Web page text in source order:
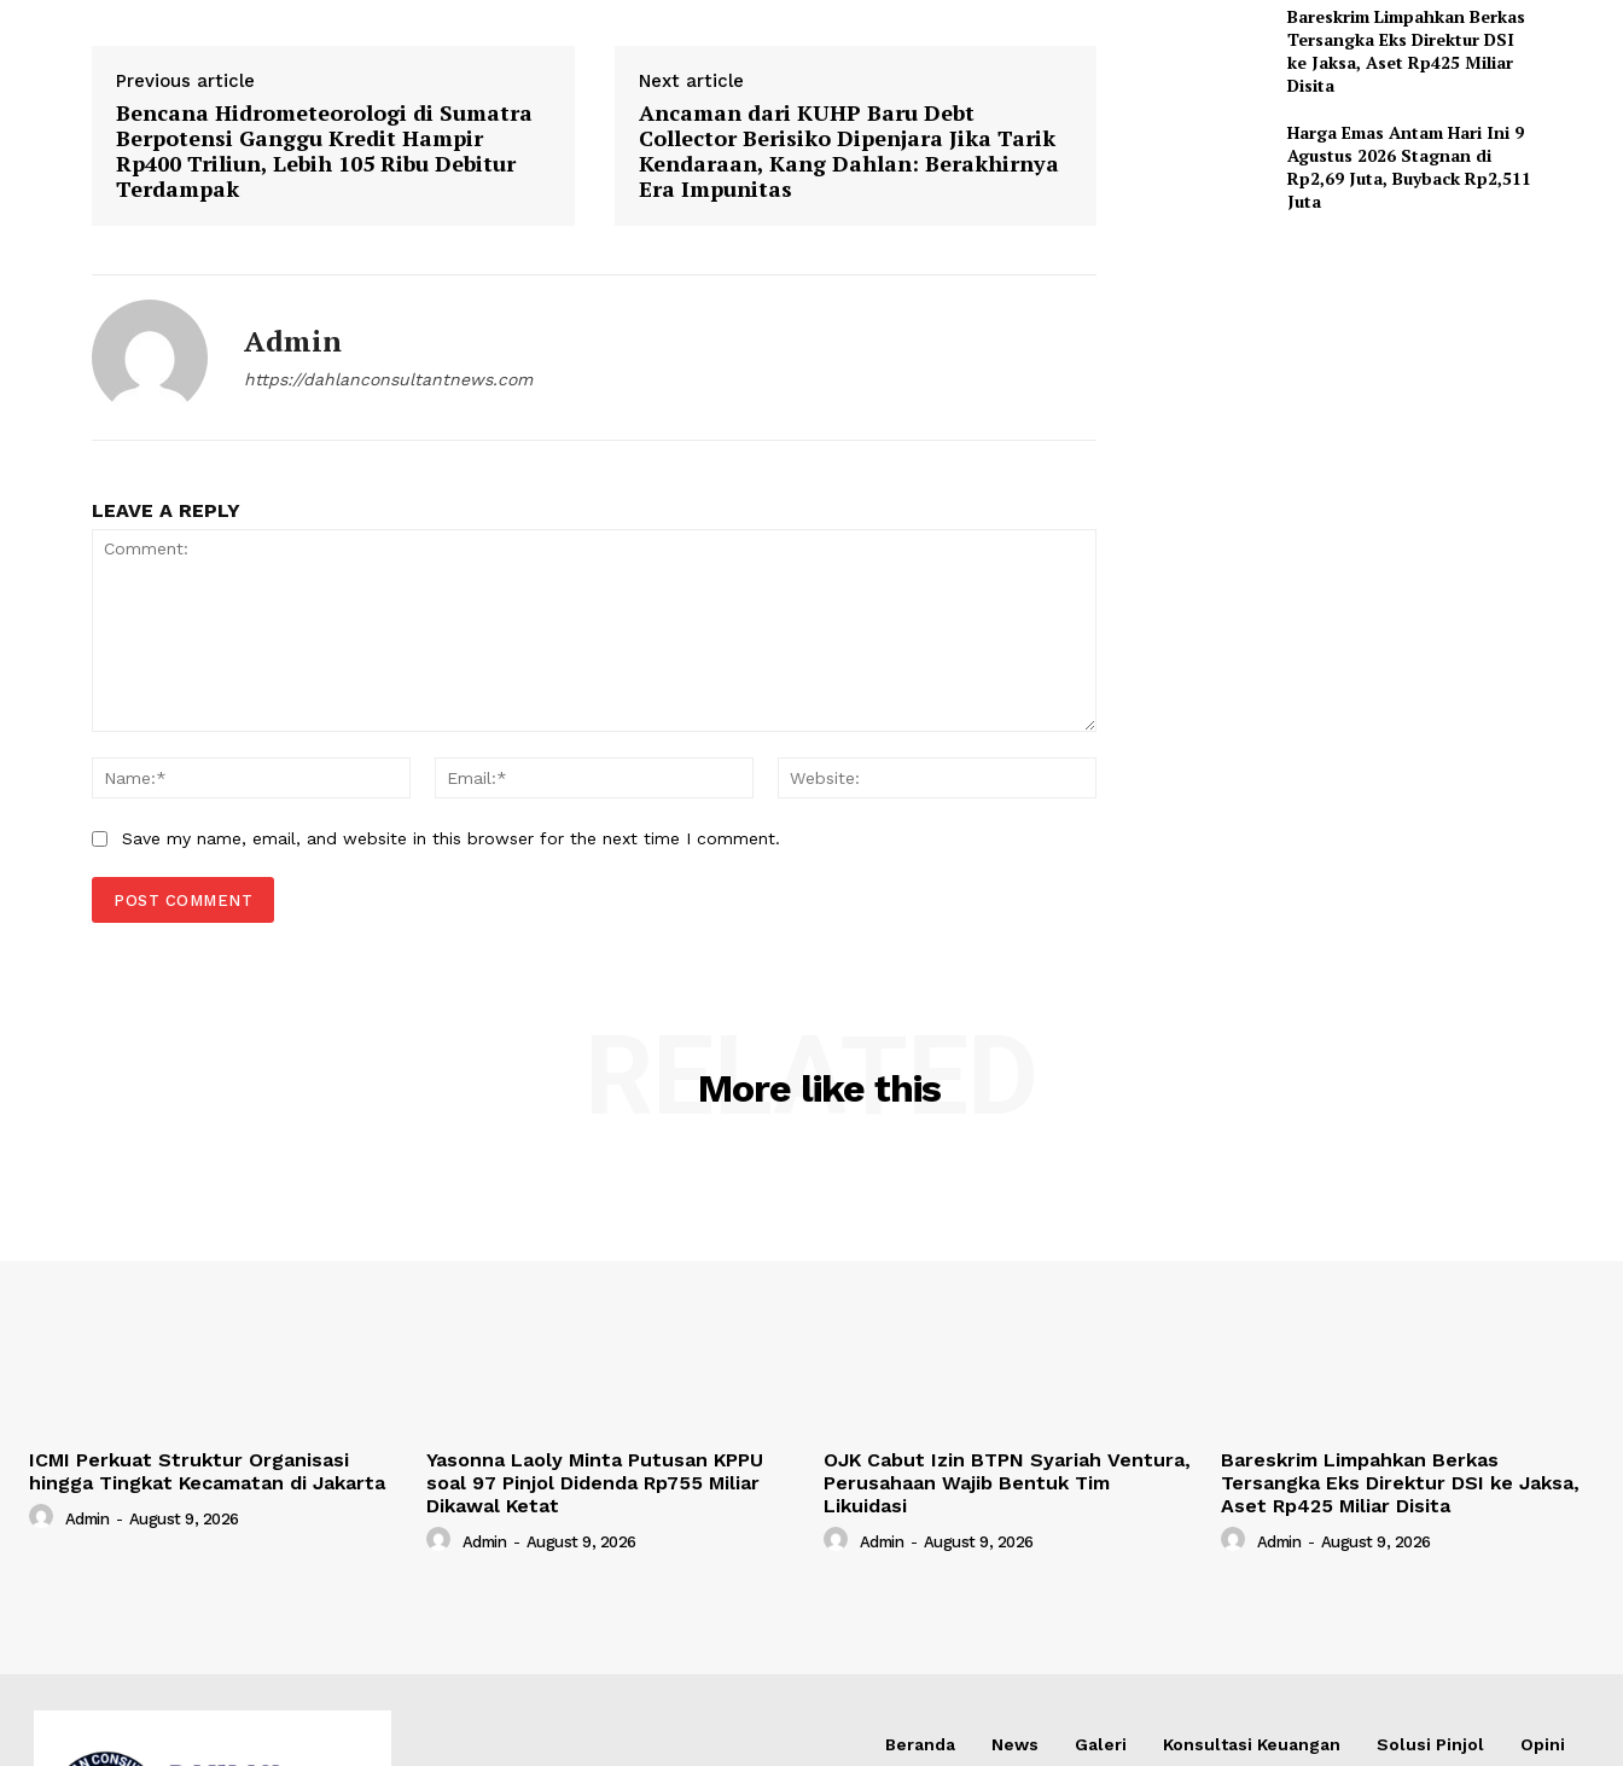
Previous article
Bencana Hidrometeorologi di Sumatra
Berpotensi Ganggu Kredit Hampir
Rp400 Triliun, Lebih 105 Ribu Debitur
Terdampak
Next article
Ancaman dari KUHP Baru Debt
Collector Berisiko Dipenjara Jika Tarik
Kendaraan, Kang Dahlan: Berakhirnya
Era Impunitas
Admin
https://dahlanconsultantnews.com
LEAVE A REPLY
Name:*
Email:*
Save my name, email, and website in this browser for the next time I comment.
Bareskrim Limpahkan Berkas
Tersangka Eks Direktur DSI
ke Jaksa, Aset Rp425 Miliar
Disita
Harga Emas Antam Hari Ini 9
Agustus 2026 Stagnan di
Rp2,69 Juta, Buyback Rp2,511
Juta
More like this
RELATED
ICMI Perkuat Struktur Organisasi
hingga Tingkat Kecamatan di Jakarta
Admin - August 9, 2026
Yasonna Laoly Minta Putusan KPPU
soal 97 Pinjol Didenda Rp755 Miliar
Dikawal Ketat
Admin - August 9, 2026
OJK Cabut Izin BTPN Syariah Ventura,
Perusahaan Wajib Bentuk Tim
Likuidasi
Admin - August 9, 2026
Bareskrim Limpahkan Berkas
Tersangka Eks Direktur DSI ke Jaksa,
Aset Rp425 Miliar Disita
Admin - August 9, 2026
Beranda News Galeri Konsultasi Keuangan Solusi Pinjol Opini